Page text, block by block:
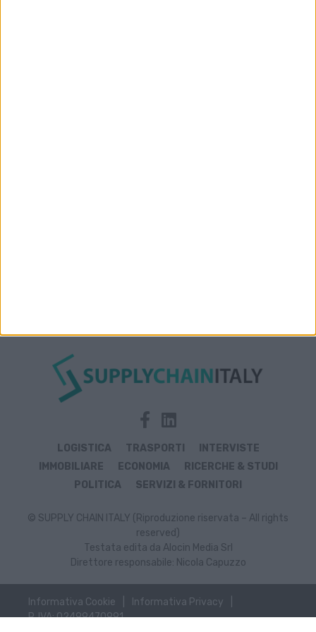
LOGISTICA TRASPORTI
INTERVISTE
IMMOBILIARE
ECONOMIA
RICERCHE & STUDI
POLITICA
SERVIZI & FORNITORI
© SUPPLY CHAIN ITALY (Riproduzione riservata – All rights
reserved)
Testata edita da Alocin Media Srl
Direttore responsabile: Nicola Capuzzo
Informativa Cookie
Informativa Privacy
P. IVA: 02499470991